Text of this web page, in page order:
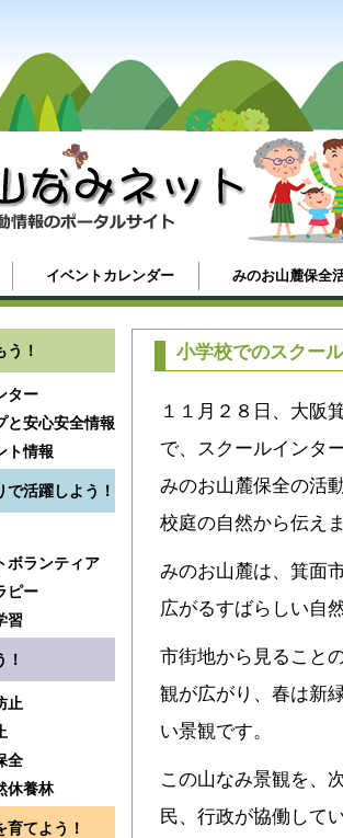
イベントカレンダー みのお山麓保全
う！
ター
と安心安全情報
ト情報
活躍しよう！
ボランティア
ピー
習
！
止
全
休養林
育てよう！
小学校でのスクー
１１月２８日、大阪
で、スクールインタ
みのお山麓保全の活
校庭の自然から伝え
みのお山麓は、箕面
広がるすばらしい自
市街地から見ること
観が広がり、春は新
い景観です。
この山なみ景観を、
民、行政が協働して